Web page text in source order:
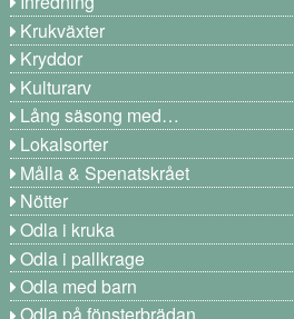
Krukväxter
Kryddor
Kulturarv
Lång säsong med…
Lokalsorter
Målla & Spenatskrået
Nötter
Odla i kruka
Odla i pallkrage
Odla med barn